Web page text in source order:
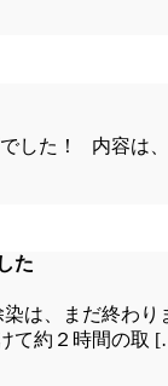
した！ 内容は
た
は、まだ終わ
て約２時間の取